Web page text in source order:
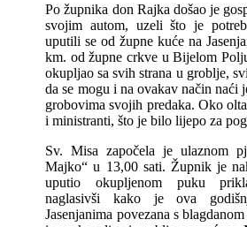
Po župnika don Rajka došao je
svojim autom, uzeli što je
uputili se od župne kuće na
km. od župne crkve u Bijelom
okupljao sa svih strana u groblje,
da se mogu i na ovakav način naći
grobovima svojih predaka. Oko
i ministranti, što je bilo lijepo za
Sv. Misa započela je ulaznom
Majko“ u 13,00 sati. Župnik je
uputio okupljenom puku
naglasivši kako je ova
Jasenjanima povezana s